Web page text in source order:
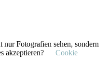
Fotografien sehen, sondern
akzeptieren?
Cookie